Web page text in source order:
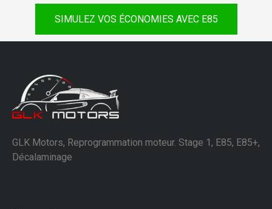
SIMULEZ VOS ÉCONOMIES AVEC E85
GLK Motors, Reprogrammation moteur. Stage 1, E85, E85+,
Décalaminage